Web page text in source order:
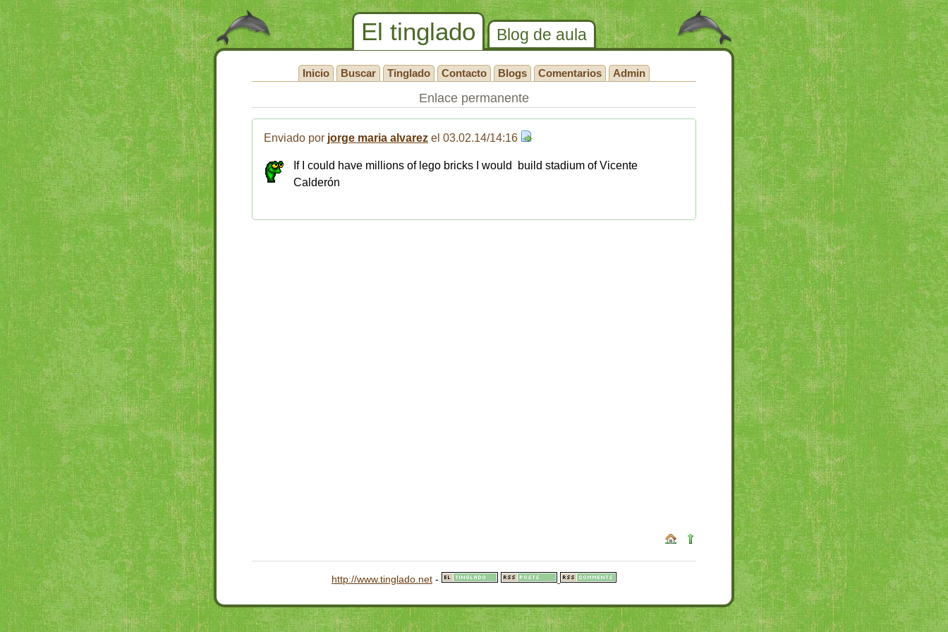
El tinglado Blog de aula
Inicio Buscar Tinglado Contacto Blogs Comentarios Admin
Enlace permanente
Enviado por jorge maria alvarez el 03.02.14/14:16
If I could have millions of lego bricks I would build stadium of Vicente
Calderón
http://www.tinglado.net -